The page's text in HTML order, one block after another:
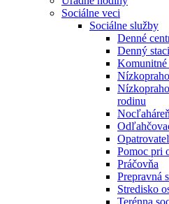
Sociálne veci
Sociálne služby
Denné
Denný
Komunitné
rodinu
Nocľaháreň
Pomoc pri
Práčovňa
Prepravná
Stredisko
Terénna